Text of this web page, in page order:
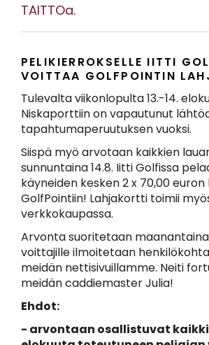
TAITTOa.
PELIKIERROKSELLE IITTI
VOITTAA GOLFPOINTIN
Tulevalta viikonlopulta 13.-14.
Niskaporttiin on vapautunut
tapahtumaperuutuksen vuoksi.
Siispä myö arvotaan kaikkien
sunnuntaina 14.8. Iitti Golfissa
käyneiden kesken 2 x 70,00
GolfPointiin! Lahjakortti toimii
verkkokaupassa.
Arvonta suoritetaan maanantaina
voittajille ilmoitetaan
meidän nettisivuillamme. Neiti
meidän caddiemaster Julia!
Ehdot:
- arvontaan osallistuvat kaikki